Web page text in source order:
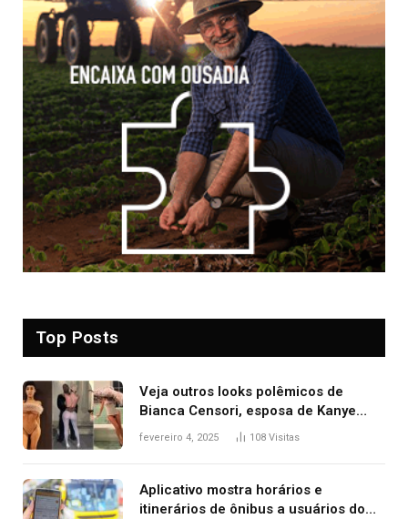
Top Posts
Veja outros looks polêmicos de
Bianca Censori, esposa de Kanye
West que apareceu nua no Grammy
fevereiro 4, 2025 108 Visitas
Aplicativo mostra horários e
itinerários de ônibus a usuários do